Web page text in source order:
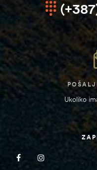
Ukoliko